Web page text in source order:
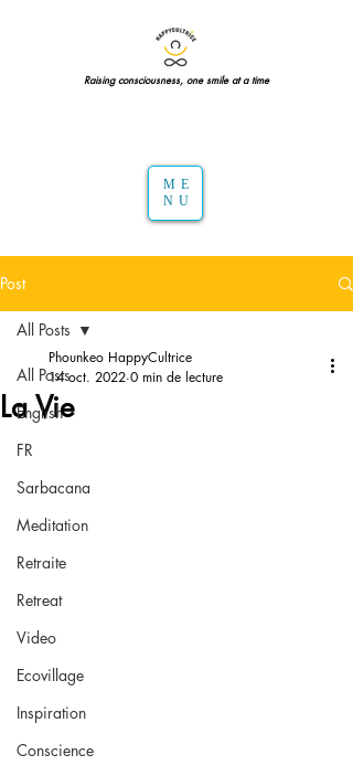
Raising consciousness, one smile at a time
ME
NU
Post
All Posts
English
FR
Sarbacana
Meditation
Retraite
Retreat
Video
Ecovillage
Inspiration
Conscience
All Posts
La Vie
Phounkeo HappyCultrice
14 oct. 2022 0 min de lecture